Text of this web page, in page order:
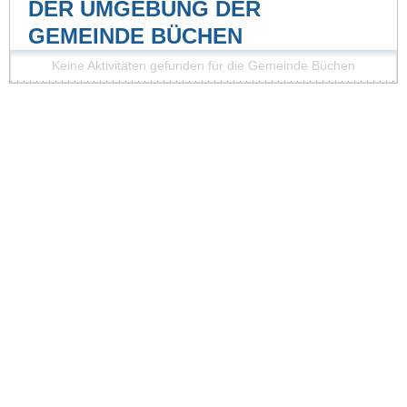
DER UMGEBUNG DER
GEMEINDE BÜCHEN
Keine Aktivitäten gefunden für die Gemeinde Büchen